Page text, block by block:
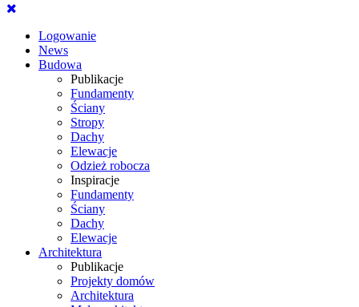
Logowanie
News
Budowa
Publikacje
Fundamenty
Ściany
Stropy
Dachy
Elewacje
Odzież robocza
Inspiracje
Fundamenty
Ściany
Dachy
Elewacje
Architektura
Publikacje
Projekty domów
Architektura